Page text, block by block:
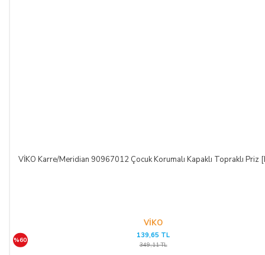
VİKO Karre/Meridian 90967012 Çocuk Korumalı Kapaklı Topraklı Priz
VİKO
%60
139,65 TL
349,11 TL